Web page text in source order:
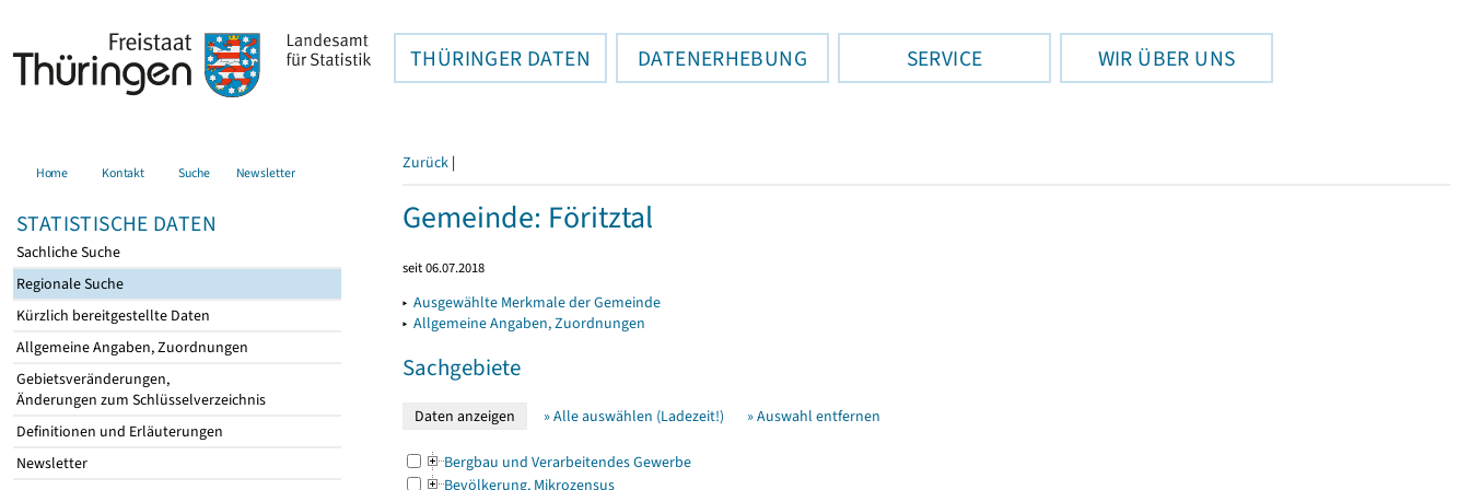
THÜRINGER DATEN DATENERHEBUNG SERVICE WIR ÜBER UNS
Home Kontakt Suche Newsletter
STATISTISCHE DATEN
Sachliche Suche
Regionale Suche
Kürzlich bereitgestellte Daten
Allgemeine Angaben, Zuordnungen
Gebietsveränderungen,
Änderungen zum Schlüsselverzeichnis
Definitionen und Erläuterungen
Newsletter
Zurück |
Gemeinde: Föritztal
seit 06.07.2018
▸ Ausgewählte Merkmale der Gemeinde
▸ Allgemeine Angaben, Zuordnungen
Sachgebiete
» Alle auswählen (Ladezeit!) » Auswahl entfernen
Bergbau und Verarbeitendes Gewerbe
Bevölkerung, Mikrozensus